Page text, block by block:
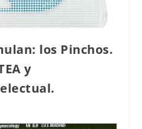
los Pinchos.
y